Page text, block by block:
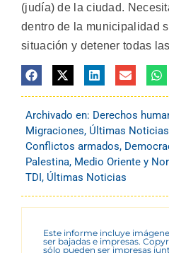
(judía) de la ciudad.
dentro de la municipalidad
situación y detener todas
Archivado en: Derechos
Migraciones, Últimas Noticias
Conflictos armados,
Palestina, Medio Oriente y
TDI, Últimas Noticias
Este informe incluye
ser bajadas e impresas.
sólo pueden ser impresas